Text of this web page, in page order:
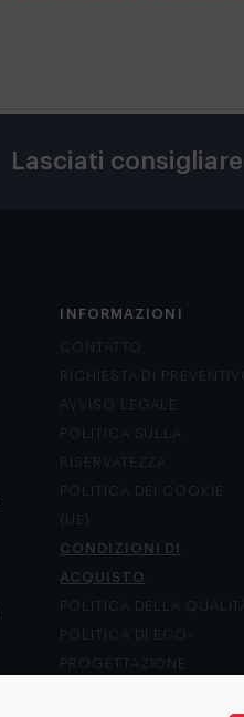
Lasciati
INFORMAZIONI
CONTATTO
RICHIESTA DI
AVVISO LEGALE
POLITICA SULLA
RISERVATEZZA
POLITICA DEI COOKIE
CONDIZIONI DI
ACQUISTO
POLITICA DELLA QUALITÀ
POLITICA DI ECO-
PROGETTAZIONE